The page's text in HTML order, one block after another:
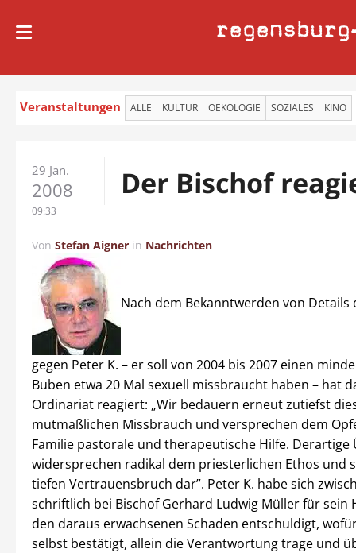
regensburg
Veranstaltungen ALLE KULTUR OEKOLOGIE SOZIALES KINO
29 Jan.
2008
09:33
Der Bischof
Von Stefan Aigner in Nachrichten
Nach dem Bekanntwerden von Details
gegen Peter K. – er soll von 2004 bis 2007 einen
Buben etwa 20 Mal sexuell missbraucht haben – hat
Ordinariat reagiert: „Wir bedauern erneut zutiefst
mutmaßlichen Missbrauch und versprechen dem
Familie pastorale und therapeutische Hilfe. Derartige
widersprechen radikal dem priesterlichen Ethos und
tiefen Vertrauensbruch dar”. Peter K. habe sich
schriftlich bei Bischof Gerhard Ludwig Müller für sein
den daraus erwachsenen Schaden entschuldigt,
selbst bestätigt, allein die Verantwortung trage und